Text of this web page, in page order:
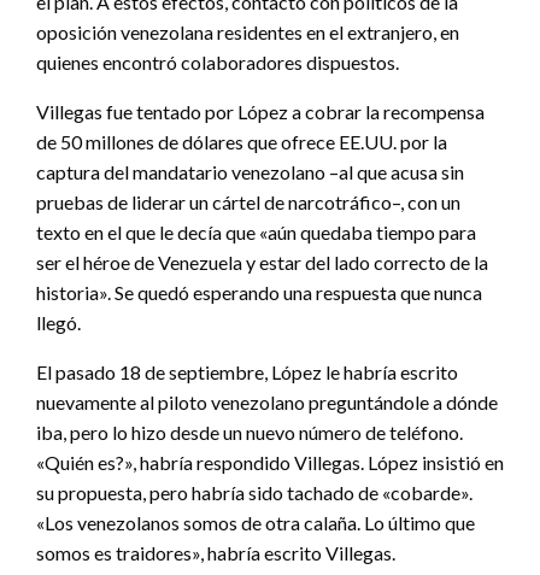
oposición venezolana residentes en el extranjero, en
quienes encontró colaboradores dispuestos.
Villegas fue tentado por López a cobrar la recompensa
de 50 millones de dólares que ofrece EE.UU. por la
captura del mandatario venezolano –al que acusa sin
pruebas de liderar un cártel de narcotráfico–, con un
texto en el que le decía que «aún quedaba tiempo para
ser el héroe de Venezuela y estar del lado correcto de la
historia». Se quedó esperando una respuesta que nunca
llegó.
El pasado 18 de septiembre, López le habría escrito
nuevamente al piloto venezolano preguntándole a dónde
iba, pero lo hizo desde un nuevo número de teléfono.
«Quién es?», habría respondido Villegas. López insistió en
su propuesta, pero habría sido tachado de «cobarde».
«Los venezolanos somos de otra calaña. Lo último que
somos es traidores», habría escrito Villegas.